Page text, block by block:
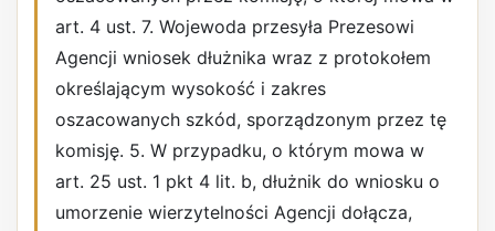
art. 4 ust. 7. Wojewoda przesyła Prezesowi
Agencji wniosek dłużnika wraz z protokołem
określającym wysokość i zakres
oszacowanych szkód, sporządzonym przez tę
komisję. 5. W przypadku, o którym mowa w
art. 25 ust. 1 pkt 4 lit. b, dłużnik do wniosku o
umorzenie wierzytelności Agencji dołącza,